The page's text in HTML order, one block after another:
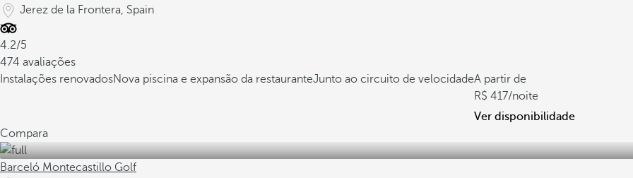
Jerez de la Frontera, Spain
4.2/5
474 avaliações
Instalações renovadosNova piscina e expansão da restauranteJunto ao circuito de velocidadeA partir de
417/noite
Ver disponibilidade
Compara
Barceló Montecastillo Golf